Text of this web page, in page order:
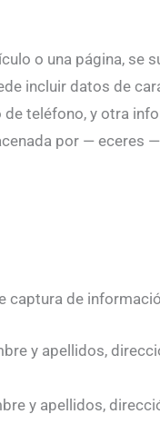
o una página, se
incluir datos de
teléfono, y otra
por — eceres
captura de
y apellidos,
y apellidos,